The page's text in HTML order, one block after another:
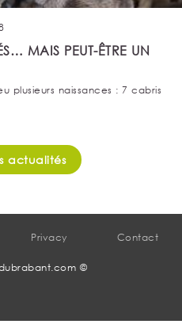
MAIS PEUT-ÊTRE UN
plusieurs naissances : 7 cabris
actualités
Privacy Contact
©